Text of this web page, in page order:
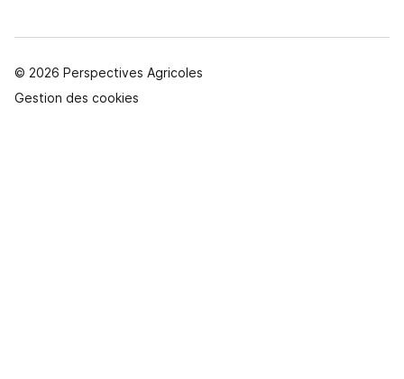
© 2026 Perspectives Agricoles
Gestion des cookies